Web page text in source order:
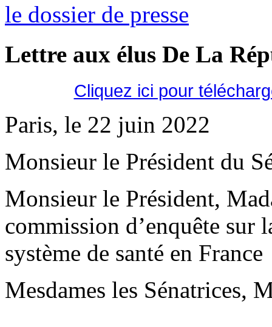
le dossier de presse
Lettre aux élus De La
Cliquez ici pour
Paris, le 22 juin 2022
Monsieur le Président du
Monsieur le Président,
commission d’enquête sur
système de santé en France
Mesdames les Sénatrices,